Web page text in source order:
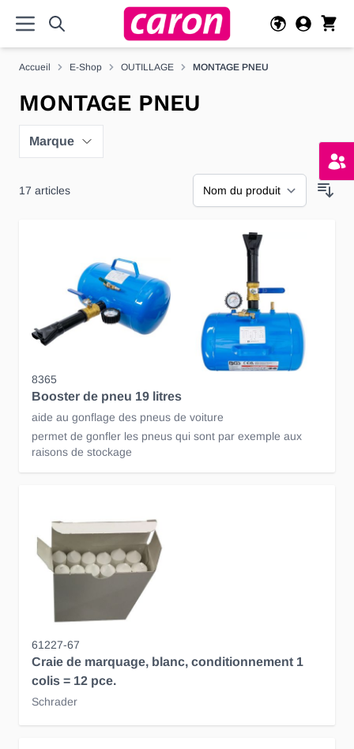
Accueil E-Shop OUTILLAGE MONTAGE PNEU
MONTAGE PNEU
Marque
17 articles
8365
Booster de pneu 19 litres
aide au gonflage des pneus de voiture
permet de gonfler les pneus qui sont par exemple aux
raisons de stockage
61227-67
Craie de marquage, blanc, conditionnement 1
colis = 12 pce.
Schrader